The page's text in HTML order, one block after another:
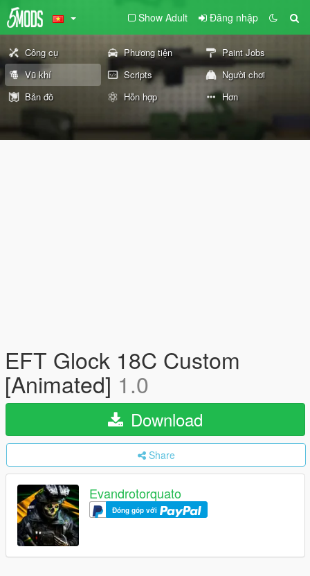
Show Adult Đăng nhập
Công cụ Phương tiện
Paint Jobs
Vũ khí
Scripts
Người chơi
Bản đồ
Hỗn hợp Hơn
EFT Glock 18C Custom
[Animated] 1.0
Download
Share
Evandrotorquato
Đóng góp với